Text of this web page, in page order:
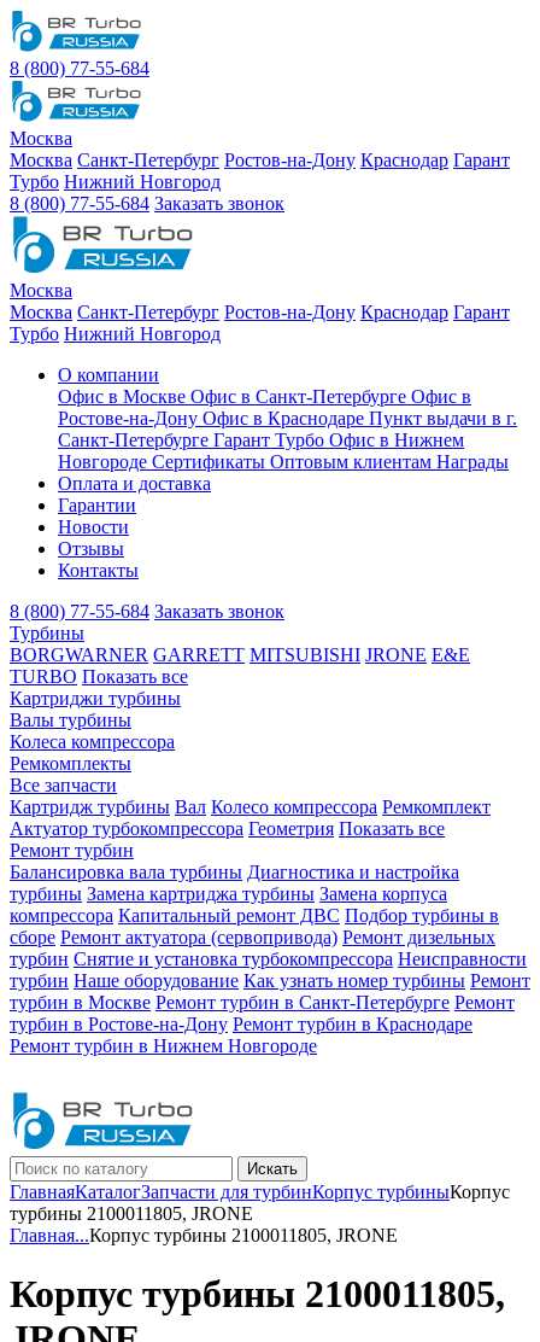
8 (800) 77-55-684
Москва
Москва Санкт-Петербург Ростов-на-Дону Краснодар Гарант
Турбо Нижний Новгород
8 (800) 77-55-684 Заказать звонок
Москва
Москва Санкт-Петербург Ростов-на-Дону Краснодар Гарант
Турбо Нижний Новгород
О компании
Офис в Москве Офис в Санкт-Петербурге Офис в
Ростове-на-Дону Офис в Краснодаре Пункт выдачи в г.
Санкт-Петербурге Гарант Турбо Офис в Нижнем
Новгороде Сертификаты Оптовым клиентам Награды
Оплата и доставка
Гарантии
Новости
Отзывы
Контакты
8 (800) 77-55-684 Заказать звонок
Турбины
BORGWARNER GARRETT MITSUBISHI JRONE E&E
TURBO Показать все
Картриджи турбины
Валы турбины
Колеса компрессора
Ремкомплекты
Все запчасти
Картридж турбины Вал Колесо компрессора Ремкомплект
Актуатор турбокомпрессора Геометрия Показать все
Ремонт турбин
Балансировка вала турбины Диагностика и настройка
турбины Замена картриджа турбины Замена корпуса
компрессора Капитальный ремонт ДВС Подбор турбины в
сборе Ремонт актуатора (сервопривода) Ремонт дизельных
турбин Снятие и установка турбокомпрессора Неисправности
турбин Наше оборудование Как узнать номер турбины Ремонт
турбин в Москве Ремонт турбин в Санкт-Петербурге Ремонт
турбин в Ростове-на-Дону Ремонт турбин в Краснодаре
Ремонт турбин в Нижнем Новгороде
Искать
ГлавнаяКаталогЗапчасти для турбинКорпус турбиныКорпус
турбины 2100011805, JRONE
Главная...Корпус турбины 2100011805, JRONE
Корпус турбины 2100011805,